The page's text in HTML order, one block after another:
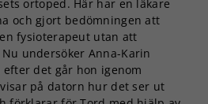
ortoped. Här har en läkare
och gjort bedömningen att
fysioterapeut utan att
undersöker Anna-Karin
det går hon igenom
på datorn hur det ser ut